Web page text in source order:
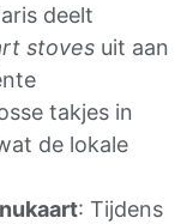
deelt
stoves uit aan
takjes in
de lokale
: Tijdens